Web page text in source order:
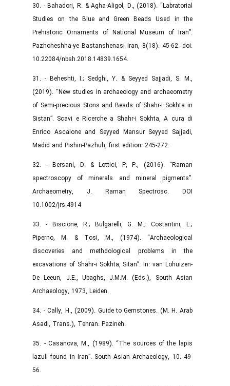
30. - Bahadori, R. & Agha-Aligol, D., (2018). “Labratorial
Studies on the Blue and Green Beads Used in the
Prehistoric Ornaments of National Museum of Iran”.
Pazhoheshha-ye Bastanshenasi Iran, 8(18): 45-62. doi:
10.22084/nbsh.2018.14839.1654.
31. - Beheshti, I.; Sedghi, Y. & Seyyed Sajjadi, S. M.,
(2019). “New studies in archaeology and archaeometry
of Semi-precious Stons and Beads of Shahr-i Sokhta in
Sistan”. Scavi e Ricerche a Shahr-i Sokhta, A cura di
Enrico Ascalone and Seyyed Mansur Seyyed Sajjadi,
Madid and Pishin-Pazhuh, first edition: 245-272.
32. - Bersani, D. & Lottici, P, P., (2016). “Raman
spectroscopy of minerals and mineral pigments”.
Archaeometry, J. Raman Spectrosc. DOI
10.1002/jrs.4914
33. - Biscione, R.; Bulgarelli, G. M.; Costantini, L.;
Piperno, M. & Tosi, M., (1974). “Archaeological
discoveries and methdological problems in the
excavations of Shahr-i Sokhta, Sitan”. In: van Lohuizen-
De Leeun, J.E., Ubaghs, J.M.M. (Eds.), South Asian
Archaeology, 1973, Leiden.
34. - Cally, H., (2009). Guide to Gemstones. (M. H. Arab
Asadi, Trans.), Tehran: Pazineh.
35. - Casanova, M., (1989). “The sources of the lapis
lazuli found in Iran”. South Asian Archaeology, 10: 49-
56.‌